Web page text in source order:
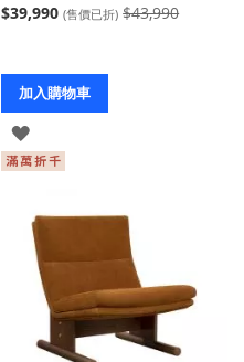
$39,990 (售價已折) $43,990
加入購物車
登
入